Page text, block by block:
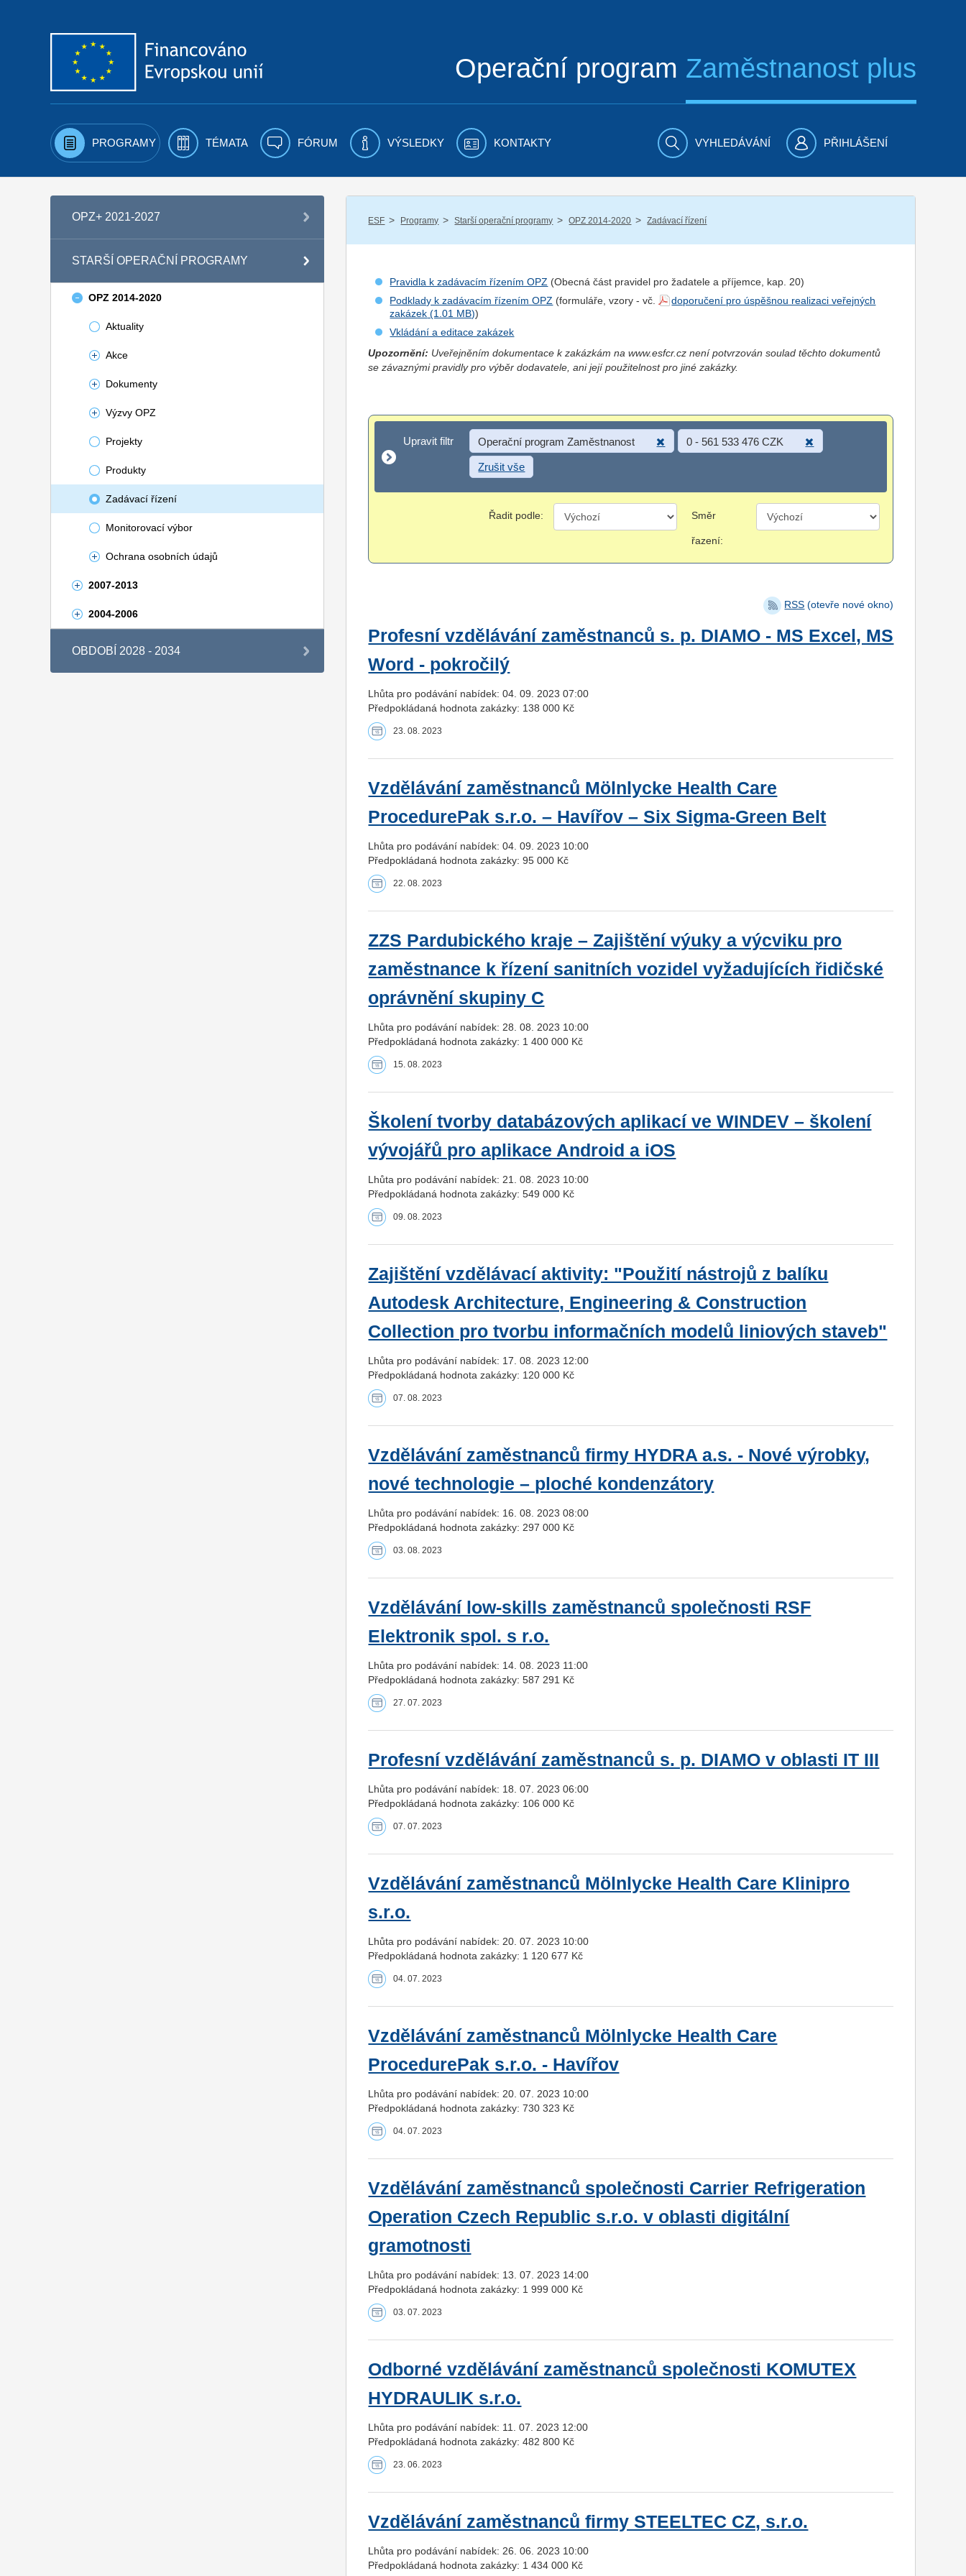
Operační program Zaměstnanost plus
PROGRAMY TÉMATA FÓRUM VÝSLEDKY KONTAKTY VYHLEDÁVÁNÍ PŘIHLÁŠENÍ
OPZ+ 2021-2027
STARŠÍ OPERAČNÍ PROGRAMY
OPZ 2014-2020
Aktuality
Akce
Dokumenty
Výzvy OPZ
Projekty
Produkty
Zadávací řízení
Monitorovací výbor
Ochrana osobních údajů
2007-2013
2004-2006
OBDOBÍ 2028 - 2034
ESF / Programy / Starší operační programy / OPZ 2014-2020 / Zadávací řízení
Pravidla k zadávacím řízením OPZ (Obecná část pravidel prožadatele a příjemce , kap. 20)
Podklady k zadávacím řízením OPZ (formuláře, vzory - vč.
doporučení pro úspěšnou realizaci veřejných
zakázek
)
Vkládání a editace zakázek
Upozornění: Uveřejněním dokumentace k zakázkám na www.esfcr.cz není potvrzován soulad těchto dokumentů
se závaznými pravidly pro výběr dodavatele, ani její použitelnost pro jiné zakázky.
Upravit filtr
Upravit filtr Operační program Zaměstnanost 0 - 561 533 476 CZK
Zrušit vše
Řadit podle: Směr
řazení:
RSS (otevře nové okno)
Profesní vzdělávání zaměstnanců s. p. DIAMO - MS Excel, MS
Word - pokročilý
Lhůta pro podávání nabídek: 04. 09. 2023 07:00
Předpokládaná hodnota zakázky: 138 000 Kč
23. 08. 2023
Vzdělávání zaměstnanců Mölnlycke Health Care
ProcedurePak s.r.o. – Havířov – Six Sigma-Green Belt
Lhůta pro podávání nabídek: 04. 09. 2023 10:00
Předpokládaná hodnota zakázky: 95 000 Kč
22. 08. 2023
ZZS Pardubického kraje – Zajištění výuky a výcviku pro
zaměstnance k řízení sanitních vozidel vyžadujících řidičské
oprávnění skupiny C
Lhůta pro podávání nabídek: 28. 08. 2023 10:00
Předpokládaná hodnota zakázky: 1 400 000 Kč
15. 08. 2023
Školení tvorby databázových aplikací ve WINDEV – školení
vývojářů pro aplikace Android a iOS
Lhůta pro podávání nabídek: 21. 08. 2023 10:00
Předpokládaná hodnota zakázky: 549 000 Kč
09. 08. 2023
Zajištění vzdělávací aktivity: "Použití nástrojů z balíku
Autodesk Architecture, Engineering & Construction
Collection pro tvorbu informačních modelů liniových staveb"
Lhůta pro podávání nabídek: 17. 08. 2023 12:00
Předpokládaná hodnota zakázky: 120 000 Kč
07. 08. 2023
Vzdělávání zaměstnanců firmy HYDRA a.s. - Nové výrobky,
nové technologie – ploché kondenzátory
Lhůta pro podávání nabídek: 16. 08. 2023 08:00
Předpokládaná hodnota zakázky: 297 000 Kč
03. 08. 2023
Vzdělávání low-skills zaměstnanců společnosti RSF
Elektronik spol. s r.o.
Lhůta pro podávání nabídek: 14. 08. 2023 11:00
Předpokládaná hodnota zakázky: 587 291 Kč
27. 07. 2023
Profesní vzdělávání zaměstnanců s. p. DIAMO v oblasti IT III
Lhůta pro podávání nabídek: 18. 07. 2023 06:00
Předpokládaná hodnota zakázky: 106 000 Kč
07. 07. 2023
Vzdělávání zaměstnanců Mölnlycke Health Care Klinipro
s.r.o.
Lhůta pro podávání nabídek: 20. 07. 2023 10:00
Předpokládaná hodnota zakázky: 1 120 677 Kč
04. 07. 2023
Vzdělávání zaměstnanců Mölnlycke Health Care
ProcedurePak s.r.o. - Havířov
Lhůta pro podávání nabídek: 20. 07. 2023 10:00
Předpokládaná hodnota zakázky: 730 323 Kč
04. 07. 2023
Vzdělávání zaměstnanců společnosti Carrier Refrigeration
Operation Czech Republic s.r.o. v oblasti digitální
gramotnosti
Lhůta pro podávání nabídek: 13. 07. 2023 14:00
Předpokládaná hodnota zakázky: 1 999 000 Kč
03. 07. 2023
Odborné vzdělávání zaměstnanců společnosti KOMUTEX
HYDRAULIK s.r.o.
Lhůta pro podávání nabídek: 11. 07. 2023 12:00
Předpokládaná hodnota zakázky: 482 800 Kč
23. 06. 2023
Vzdělávání zaměstnanců firmy STEELTEC CZ, s.r.o.
Lhůta pro podávání nabídek: 26. 06. 2023 10:00
Předpokládaná hodnota zakázky: 1 434 000 Kč